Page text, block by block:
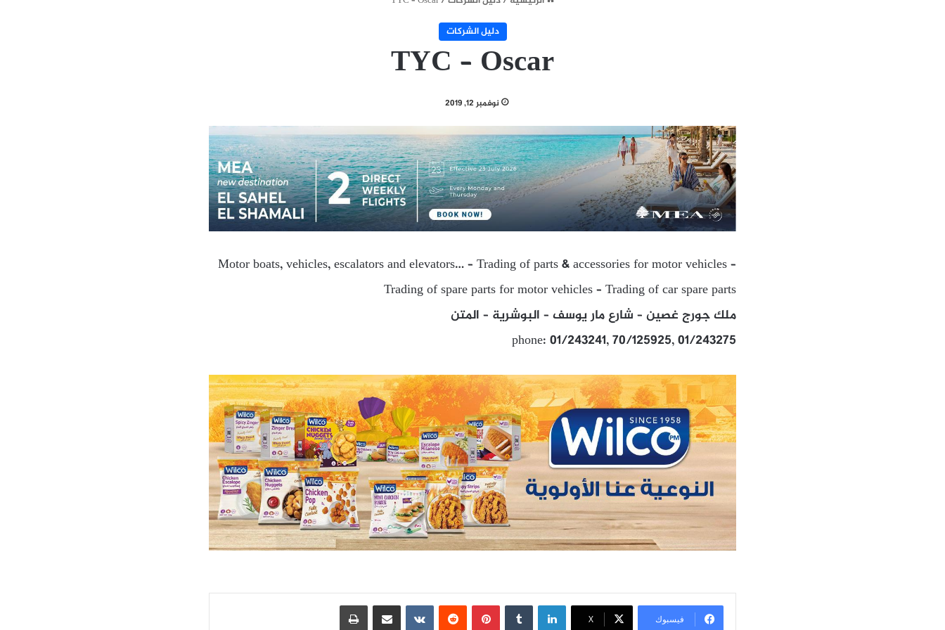
دليل الشركات
TYC – Oscar
نوفمبر 12, 2019
Motor boats, vehicles, escalators and elevators… – Trading of parts & accessories for motor vehicles –
Trading of spare parts for motor vehicles – Trading of car spare parts
ملك جورج غصين – شارع مار يوسف – البوشرية – المتن
phone: 01/243241, 70/125925, 01/243275
فيسبوك X
لينكدإن بينتيريست مشاركة عبر البريد طباعة